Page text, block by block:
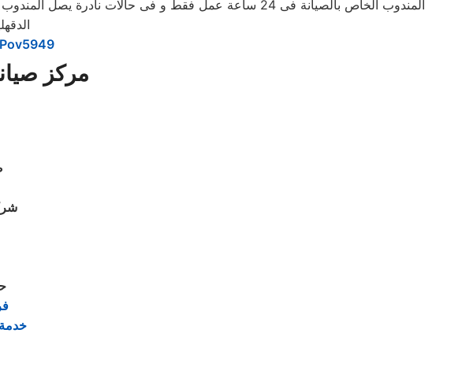
مركز
خدمة